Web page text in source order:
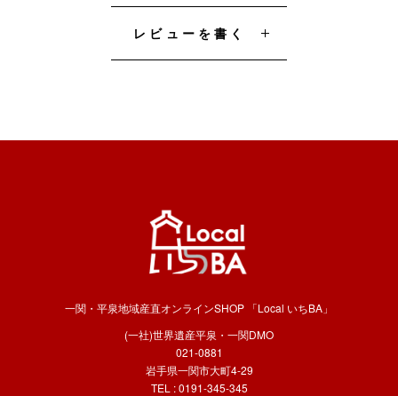
レビューを書く
一関・平泉地域産直オンラインSHOP 「Local いちBA」
(一社)世界遺産平泉・一関DMO
021-0881
岩手県一関市大町4-29
TEL : 0191-345-345